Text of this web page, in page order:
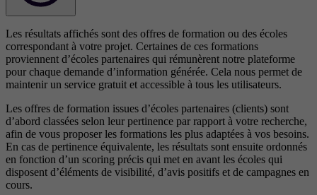
Les résultats affichés sont des offres de formation ou des écoles
correspondant à votre projet. Certaines de ces formations
proviennent d’écoles partenaires qui rémunèrent notre plateforme
pour chaque demande d’information générée. Cela nous permet de
maintenir un service gratuit et accessible à tous les utilisateurs.
Les offres de formation issues d’écoles partenaires (clients) sont
d’abord classées selon leur pertinence par rapport à votre recherche,
afin de vous proposer les formations les plus adaptées à vos besoins.
En cas de pertinence équivalente, les résultats sont ensuite ordonnés
en fonction d’un scoring précis qui met en avant les écoles qui
disposent d’éléments de visibilité, d’avis positifs et de campagnes en
cours.